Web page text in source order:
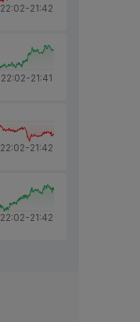
22:02-21:42
22:02-21:41
22:02-21:42
22:02-21:42